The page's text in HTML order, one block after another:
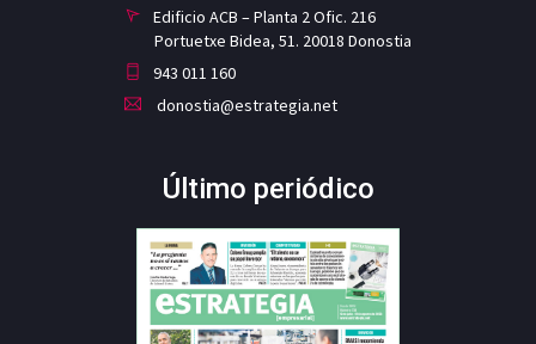
Edificio ACB – Planta 2 Ofic. 216
Portuetxe Bidea, 51. 20018 Donostia
943 011 160
donostia@estrategia.net
Último periódico